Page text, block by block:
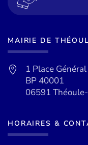
MAIRIE DE
1 Place
BP 40001
06591
HORAIRES &